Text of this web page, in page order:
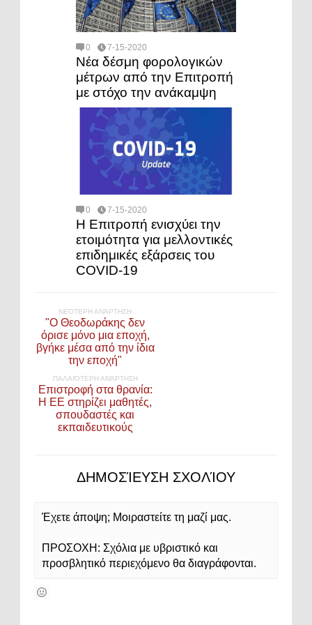
0 7-15-2020
Νέα δέσμη φορολογικών
μέτρων από την Επιτροπή
με στόχο την ανάκαμψη
0 7-15-2020
Η Επιτροπή ενισχύει την
ετοιμότητα για μελλοντικές
επιδημικές εξάρσεις του
COVID-19
ΝΕΌΤΕΡΗ ΑΝΆΡΤΗΣΗ
"Ο Θεοδωράκης δεν
όρισε μόνο μια εποχή,
βγήκε μέσα από την ίδια
την εποχή"
ΠΑΛΑΙΌΤΕΡΗ ΑΝΆΡΤΗΣΗ
Επιστροφή στα θρανία:
H EE στηρίζει μαθητές,
σπουδαστές και
εκπαιδευτικούς
ΔΗΜΟΣΊΕΥΣΗ ΣΧΟΛΊΟΥ
Έχετε άποψη; Μοιραστείτε τη μαζί μας.
ΠΡΟΣΟΧΗ: Σχόλια με υβριστικό και
προσβλητικό περιεχόμενο θα διαγράφονται.